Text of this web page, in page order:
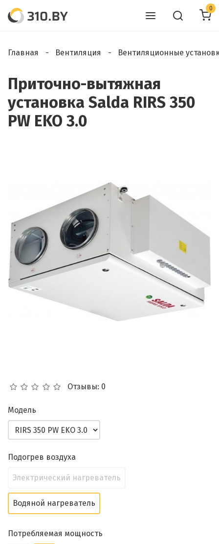
0
Главная Вентиляция Вентиляционные
Приточно-вытяжная
установка Salda RIRS 350
PW EKO 3.0
Отзывы: 0
Модель
Подогрев воздуха
Электрический нагреватель
Водяной нагреватель
Потребляемая мощность